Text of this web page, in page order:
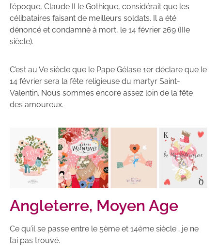
l’époque, Claude II le Gothique, considérait que les
célibataires faisant de meilleurs soldats. Il a été
dénoncé et condamné à mort, le 14 février 269 (IIIe
siècle).
C’est au Ve siècle que le Pape Gélase 1er déclare que le
14 février sera la fête religieuse du martyr Saint-
Valentin. Nous sommes encore assez loin de la fête
des amoureux.
Angleterre, Moyen Age
Ce qu’il se passe entre le 5ème et 14ème siècle… je ne
l’ai pas trouvé.